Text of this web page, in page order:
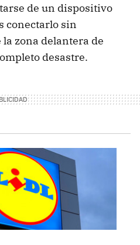
de un dispositivo
conectarlo sin
zona delantera de
desastre.